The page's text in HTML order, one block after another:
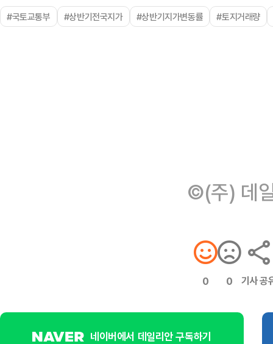
#국토교통부 #상반기전국지가 #상반기지가변동률 #토지거래량
©(주) 데
0 0 기사 공
네이버에서 데일리안 구독하기